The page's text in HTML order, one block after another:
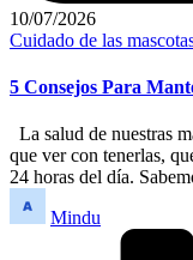
10/07/2026
Publicado
Cuidado de las
5 Consejos Para
La salud de nuestras
que ver con tenerlas,
24 horas del día.
Publicado
Mindu